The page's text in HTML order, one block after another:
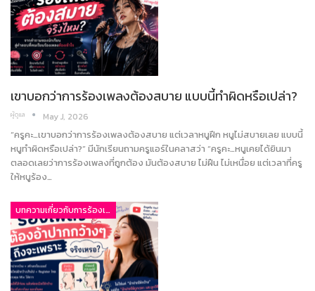
เขาบอกว่าการร้องเพลงต้องสบาย แบบนี้ทำผิดหรือเปล่า?
ผู้ดูแล May J, 2026
“ครูคะ…เขาบอกว่าการร้องเพลงต้องสบาย แต่เวลาหนูฝึก หนูไม่สบายเลย แบบนี้
หนูทำผิดหรือเปล่า?” มีนักเรียนถามครูแอร์ในคลาสว่า “ครูคะ…หนูเคยได้ยินมา
ตลอดเลยว่าการร้องเพลงที่ถูกต้อง มันต้องสบาย ไม่ฝืน ไม่เหนื่อย แต่เวลาที่ครู
ให้หนูร้อง…
บทความเกี่ยวกับการร้องเพลง